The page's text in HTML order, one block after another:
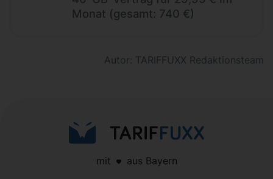
Monat (gesamt: 740 €)
Autor: TARIFFUXX Redaktionsteam
mit aus Bayern